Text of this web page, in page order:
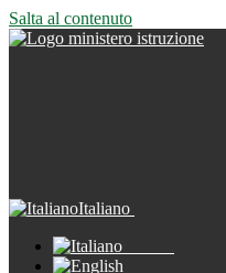
Salta al contenuto
Italiano